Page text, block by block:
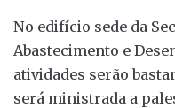
No edifício sede da
Abastecimento e
atividades serão
será ministrada a